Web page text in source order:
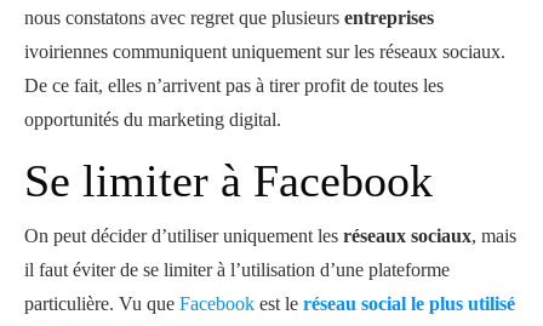
nous constatons avec regret que plusieurs entreprises
ivoiriennes communiquent uniquement sur les réseaux sociaux.
De ce fait, elles n’arrivent pas à tirer profit de toutes les
opportunités du marketing digital.
Se limiter à Facebook
On peut décider d’utiliser uniquement les réseaux sociaux, mais
il faut éviter de se limiter à l’utilisation d’une plateforme
particulière. Vu que Facebook est le réseau social le plus utilisé